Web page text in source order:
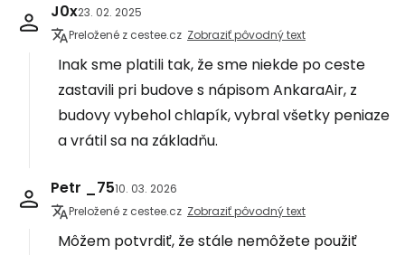
J0x23. 02. 2025
Preložené z cestee.cz Zobraziť pôvodný text
Inak sme platili tak, že sme niekde po ceste
zastavili pri budove s nápisom AnkaraAir, z
budovy vybehol chlapík, vybral všetky peniaze
a vrátil sa na základňu.
Petr _7510. 03. 2026
Preložené z cestee.cz Zobraziť pôvodný text
Môžem potvrdiť, že stále nemôžete použiť